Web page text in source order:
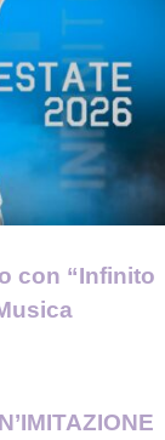
con “Infinito